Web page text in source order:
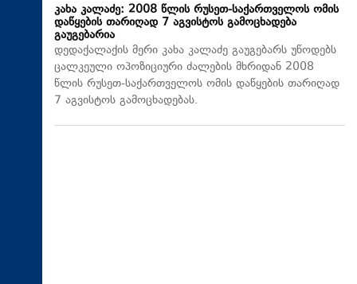
კახა კალაძე: 2008 წლის რუსეთ-საქართველოს ომის
დაწყების თარიღად 7 აგვისტოს გამოცხადება
გაუგებარია
დედაქალაქის მერი კახა კალაძე გაუგებარს უწოდებს
ცალკეული ოპოზიციური ძალების მხრიდან 2008
წლის რუსეთ-საქართველოს ომის დაწყების თარიღად
7 აგვისტოს გამოცხადებას.